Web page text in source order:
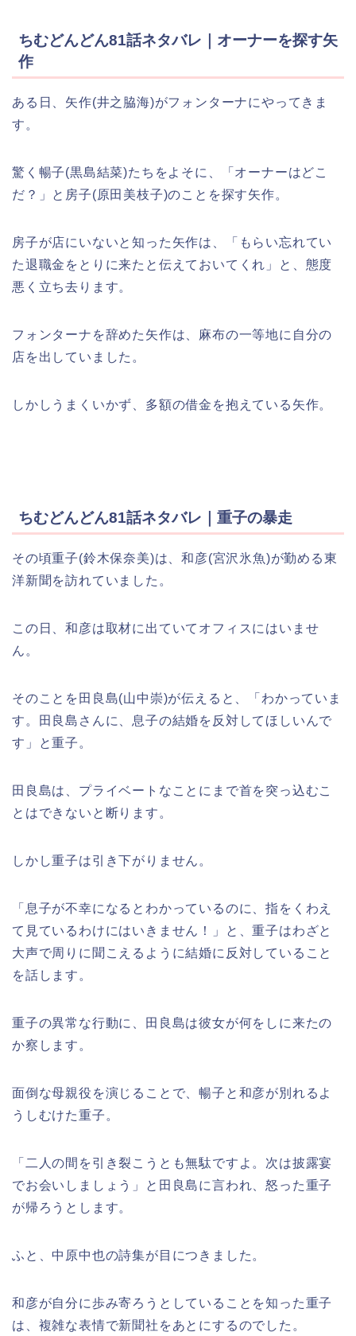
ちむどんどん81話ネタバレ｜オーナーを探す矢
作
ある日、矢作(井之脇海)がフォンターナにやってきま
す。
驚く暢子(黒島結菜)たちをよそに、「オーナーはどこ
だ？」と房子(原田美枝子)のことを探す矢作。
房子が店にいないと知った矢作は、「もらい忘れてい
た退職金をとりに来たと伝えておいてくれ」と、態度
悪く立ち去ります。
フォンターナを辞めた矢作は、麻布の一等地に自分の
店を出していました。
しかしうまくいかず、多額の借金を抱えている矢作。
ちむどんどん81話ネタバレ｜重子の暴走
その頃重子(鈴木保奈美)は、和彦(宮沢氷魚)が勤める東
洋新聞を訪れていました。
この日、和彦は取材に出ていてオフィスにはいませ
ん。
そのことを田良島(山中崇)が伝えると、「わかっていま
す。田良島さんに、息子の結婚を反対してほしいんで
す」と重子。
田良島は、プライベートなことにまで首を突っ込むこ
とはできないと断ります。
しかし重子は引き下がりません。
「息子が不幸になるとわかっているのに、指をくわえ
て見ているわけにはいきません！」と、重子はわざと
大声で周りに聞こえるように結婚に反対していること
を話します。
重子の異常な行動に、田良島は彼女が何をしに来たの
か察します。
面倒な母親役を演じることで、暢子と和彦が別れるよ
うしむけた重子。
「二人の間を引き裂こうとも無駄ですよ。次は披露宴
でお会いしましょう」と田良島に言われ、怒った重子
が帰ろうとします。
ふと、中原中也の詩集が目につきました。
和彦が自分に歩み寄ろうとしていることを知った重子
は、複雑な表情で新聞社をあとにするのでした。